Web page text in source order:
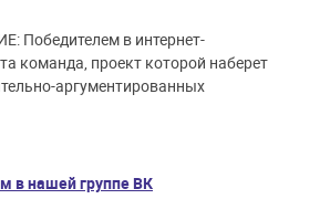
Победителем в интернет-
команда, проект которой наберет
аргументированных
в нашей группе ВК